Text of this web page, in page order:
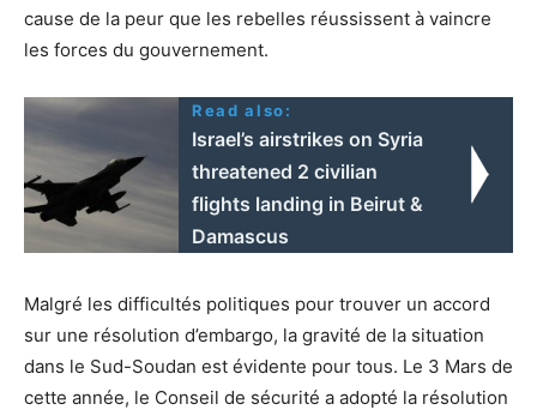
cause de la peur que les rebelles réussissent à vaincre
les forces du gouvernement.
Read also:
Israel’s airstrikes on Syria
threatened 2 civilian
flights landing in Beirut &
Damascus
Malgré les difficultés politiques pour trouver un accord
sur une résolution d’embargo, la gravité de la situation
dans le Sud-Soudan est évidente pour tous. Le 3 Mars de
cette année, le Conseil de sécurité a adopté la résolution